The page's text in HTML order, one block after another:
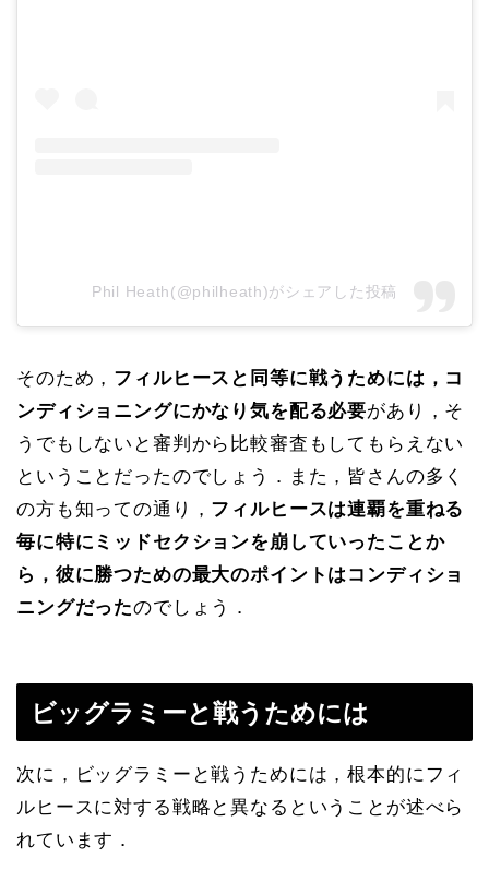
Phil Heath(@philheath)がシェアした投稿
そのため， フィルヒースと同等に戦うためには，コ
ンディショニングにかなり気を配る必要があり，そ
うでもしないと審判から比較審査もしてもらえない
ということだったのでしょう．また，皆さんの多く
の方も知っての通り， フィルヒースは連覇を重ねる
毎に特にミッドセクションを崩していったことか
ら，彼に勝つための最大のポイントはコンディショ
ニングだったのでしょう．
ビッグラミーと戦うためには
次に，ビッグラミーと戦うためには，根本的にフィ
ルヒースに対する戦略と異なるということが述べら
れています．